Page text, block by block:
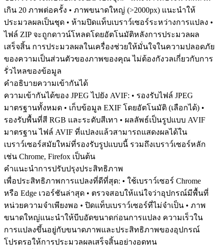
เกิน 20 ภาพต่อครั้ง • ภาพขนาดใหญ่ (>2000px) แนะนำให้
ประมวลผลเป็นชุด • ห้ามปิดแท็บเบราว์เซอร์ระหว่างการแปลง •
ไฟล์ ZIP จะถูกดาวน์โหลดโดยอัตโนมัติหลังการประมวลผล
เสร็จสิ้น การประมวลผลในเครื่องช่วยให้มั่นใจในความปลอดภัย
ของความเป็นส่วนตัวของภาพของคุณ ไม่ต้องกังวลเกี่ยวกับการ
รั่วไหลของข้อมูล
คำอธิบายความเข้ากันได้
ความเข้ากันได้ของ JPEG ไปยัง AVIF: • รองรับไฟล์ JPEG
มาตรฐานทั้งหมด • เก็บข้อมูล EXIF โดยอัตโนมัติ (เลือกได้) •
รองรับพื้นที่สี RGB และระดับสีเทา • ผลลัพธ์เป็นรูปแบบ AVIF
มาตรฐาน ไฟล์ AVIF ที่แปลงแล้วสามารถแสดงผลได้ใน
เบราว์เซอร์สมัยใหม่ที่รองรับรูปแบบนี้ รวมถึงเบราว์เซอร์หลัก
เช่น Chrome, Firefox เป็นต้น
คำแนะนำการปรับปรุงประสิทธิภาพ
เพื่อประสิทธิภาพการแปลงที่ดีที่สุด: • ใช้เบราว์เซอร์ Chrome
หรือ Edge เวอร์ชันล่าสุด • ตรวจสอบให้แน่ใจว่าอุปกรณ์มีพื้นที่
หน่วยความจำเพียงพอ • ปิดแท็บเบราว์เซอร์ที่ไม่จำเป็น • ภาพ
ขนาดใหญ่แนะนำให้บีบอัดขนาดก่อนการแปลง ความเร็วใน
การแปลงขึ้นอยู่กับขนาดภาพและประสิทธิภาพของอุปกรณ์
โปรดรอให้การประมวลผลเสร็จสิ้นอย่างอดทน